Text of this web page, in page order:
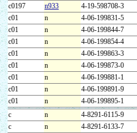
c0197
n933 4-19-598708-3
c01
n 4-06-199831-5
c01
n 4-06-199844-7
c01
n 4-06-199854-4
c01
n 4-06-199863-3
c01
n 4-06-199873-0
c01
n 4-06-199881-1
c01
n 4-06-199891-9
c01
n 4-06-199895-1
c
n 4-8291-6115-9
c
n 4-8291-6133-7